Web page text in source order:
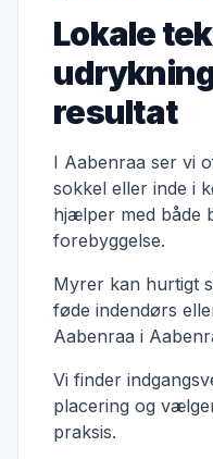
Lokale
resultat
I Aabenraa ser vi
sokkel eller inde i
hjælper med både
forebyggelse.
Myrer kan hurtigt
føde indendørs
Aabenraa i
Vi finder
placering og
praksis.